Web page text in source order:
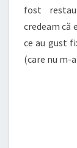
fost
credeam că
ce au gust
(care nu m-